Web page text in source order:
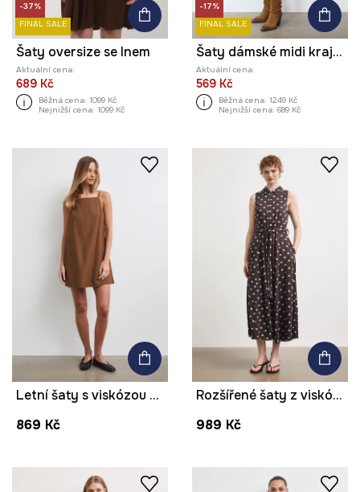
-37%
FINAL SALE
Šaty oversize se lnem
Aktuální cena:
689 Kč
Běžná cena: 1099 Kč
Nejnižší cena: 1099 Kč
-17%
FINAL SALE
Šaty dámské midi krajkové
Aktuální cena:
569 Kč
Běžná cena: 1249 Kč
Nejnižší cena: 689 Kč
Letní šaty s viskózou Mini hladké
869 Kč
Rozšířené šaty z viskózy puntíkované
989 Kč